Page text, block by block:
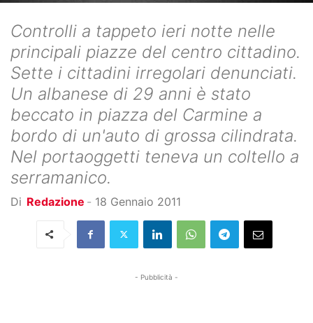
Controlli a tappeto ieri notte nelle
principali piazze del centro cittadino.
Sette i cittadini irregolari denunciati.
Un albanese di 29 anni è stato
beccato in piazza del Carmine a
bordo di un'auto di grossa cilindrata.
Nel portaoggetti teneva un coltello a
serramanico.
Di Redazione - 18 Gennaio 2011
- Pubblicità -